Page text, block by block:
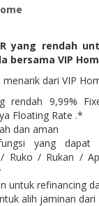
yang rendah
bersama VIP
dari VIP
rendah 9,99%
Floating Rate .*
dan aman
yang dapat
Ruko / Rukan /
untuk refinancing
alih jaminan